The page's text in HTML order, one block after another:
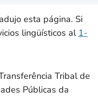
esta página. Si
lingüísticos al 1-
Tribal de
Públicas da